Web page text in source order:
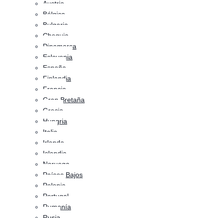
Austria
Bélgica
Bulgaria
Chequia
Dinamarca
Eslovenia
España
Finlandia
Francia
Gran Bretaña
Grecia
Hungria
Italia
Irlanda
Islandia
Noruega
Países Bajos
Polonia
Portugal
Rumanía